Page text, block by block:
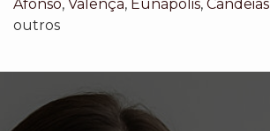
Afonso, Valença, Eunápolis, Candeias
outros